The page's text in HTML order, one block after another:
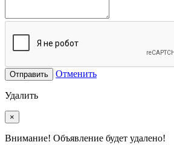
Отправить Отменить
Удалить
×
Внимание! Объявление будет удалено!